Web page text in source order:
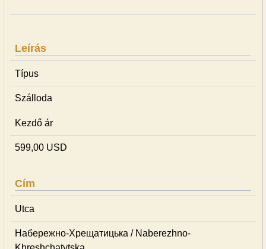
Leírás
Típus
Szálloda
Kezdő ár
599,00 USD
Cím
Utca
Набережно-Хрещатицька / Naberezhno-